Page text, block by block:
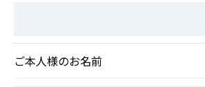
ご本人様のお名前